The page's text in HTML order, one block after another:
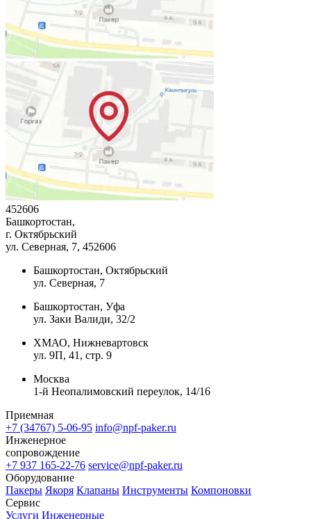
452606
Башкортостан,
г. Октябрьский
ул. Северная, 7, 452606
Башкортостан, Октябрьский
ул. Северная, 7
Башкортостан, Уфа
ул. Заки Валиди, 32/2
ХМАО, Нижневартовск
ул. 9П, 41, стр. 9
Москва
1-й Неопалимовский переулок, 14/16
Приемная
+7 (34767) 5-06-95 info@npf-paker.ru
Инженерное
сопровождение
+7 937 165-22-76 service@npf-paker.ru
Оборудование
Пакеры Якоря Клапаны Инструменты Компоновки
Сервис
Услуги Инженерные